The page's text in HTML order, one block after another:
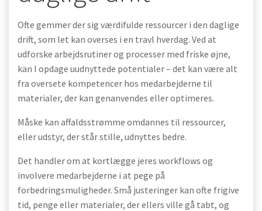
Ofte gemmer der sig værdifulde ressourcer i den daglige
drift, som let kan overses i en travl hverdag. Ved at
udforske arbejdsrutiner og processer med friske øjne,
kan I opdage uudnyttede potentialer – det kan være alt
fra oversete kompetencer hos medarbejderne til
materialer, der kan genanvendes eller optimeres.
Måske kan affaldsstrømme omdannes til ressourcer,
eller udstyr, der står stille, udnyttes bedre.
Det handler om at kortlægge jeres workflows og
involvere medarbejderne i at pege på
forbedringsmuligheder. Små justeringer kan ofte frigive
tid, penge eller materialer, der ellers ville gå tabt, og